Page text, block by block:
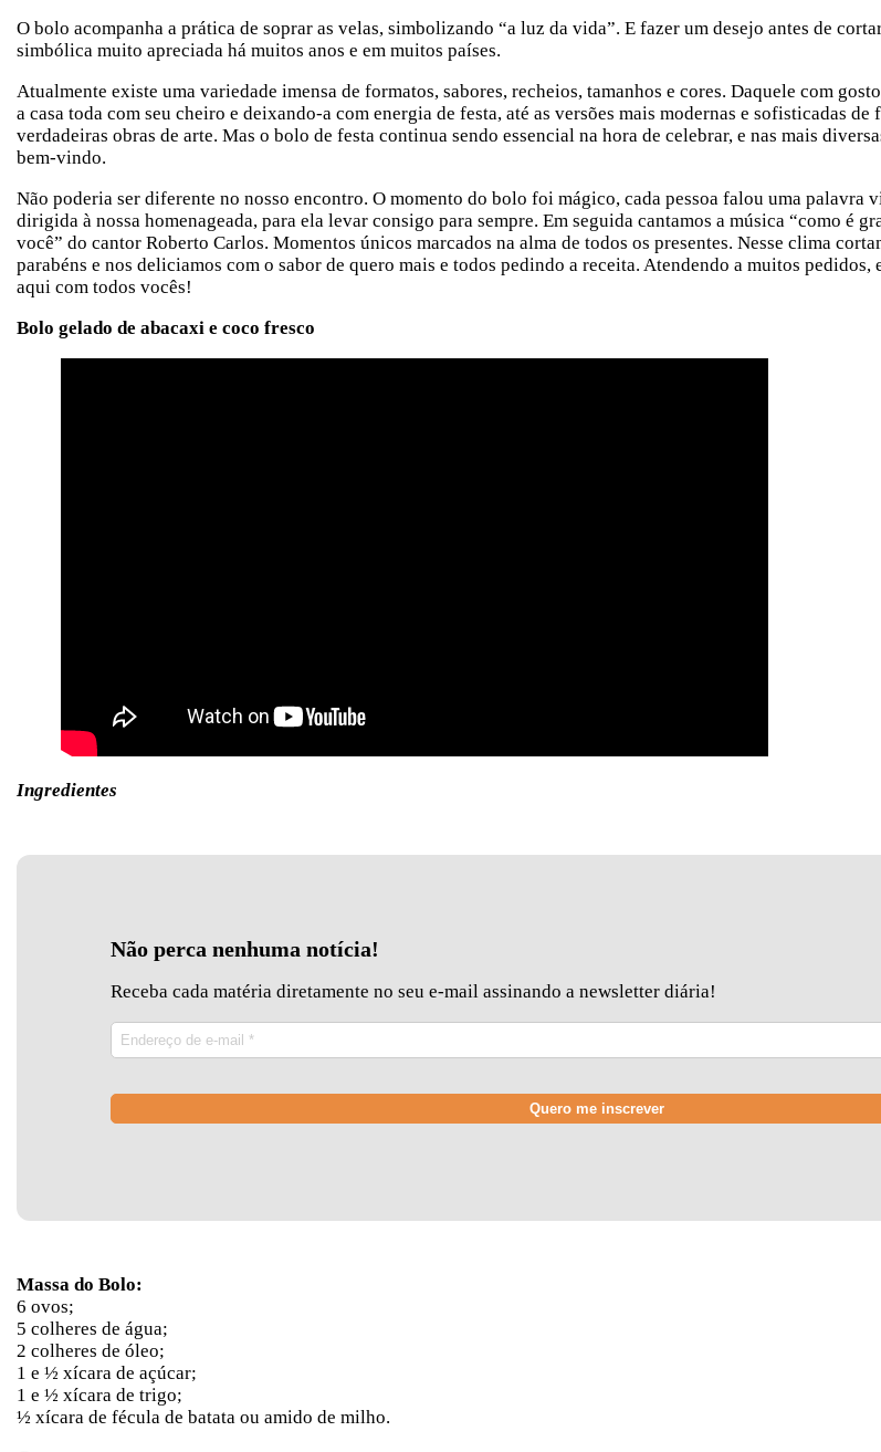
O bolo acompanha a prática de soprar as velas, simbolizando “a luz da vida”. E fazer um desejo antes de
simbólica muito apreciada há muitos anos e em muitos países.
Atualmente existe uma variedade imensa de formatos, sabores, recheios, tamanhos e cores. Daquele com
a casa toda com seu cheiro e deixando-a com energia de festa, até as versões mais modernas e sofisticadas de
verdadeiras obras de arte. Mas o bolo de festa continua sendo essencial na hora de celebrar, e nas mais
bem-vindo.
Não poderia ser diferente no nosso encontro. O momento do bolo foi mágico, cada pessoa falou uma palavra
dirigida à nossa homenageada, para ela levar consigo para sempre. Em seguida cantamos a música “como é
você” do cantor Roberto Carlos. Momentos únicos marcados na alma de todos os presentes. Nesse clima
parabéns e nos deliciamos com o sabor de quero mais e todos pedindo a receita. Atendendo a muitos
aqui com todos vocês!
Bolo gelado de abacaxi e coco fresco
Ingredientes
Não perca nenhuma notícia!
Receba cada matéria diretamente no seu e-mail assinando a newsletter diária!
Massa do Bolo:
6 ovos;
5 colheres de água;
2 colheres de óleo;
1 e ½ xícara de açúcar;
1 e ½ xícara de trigo;
½ xícara de fécula de batata ou amido de milho.